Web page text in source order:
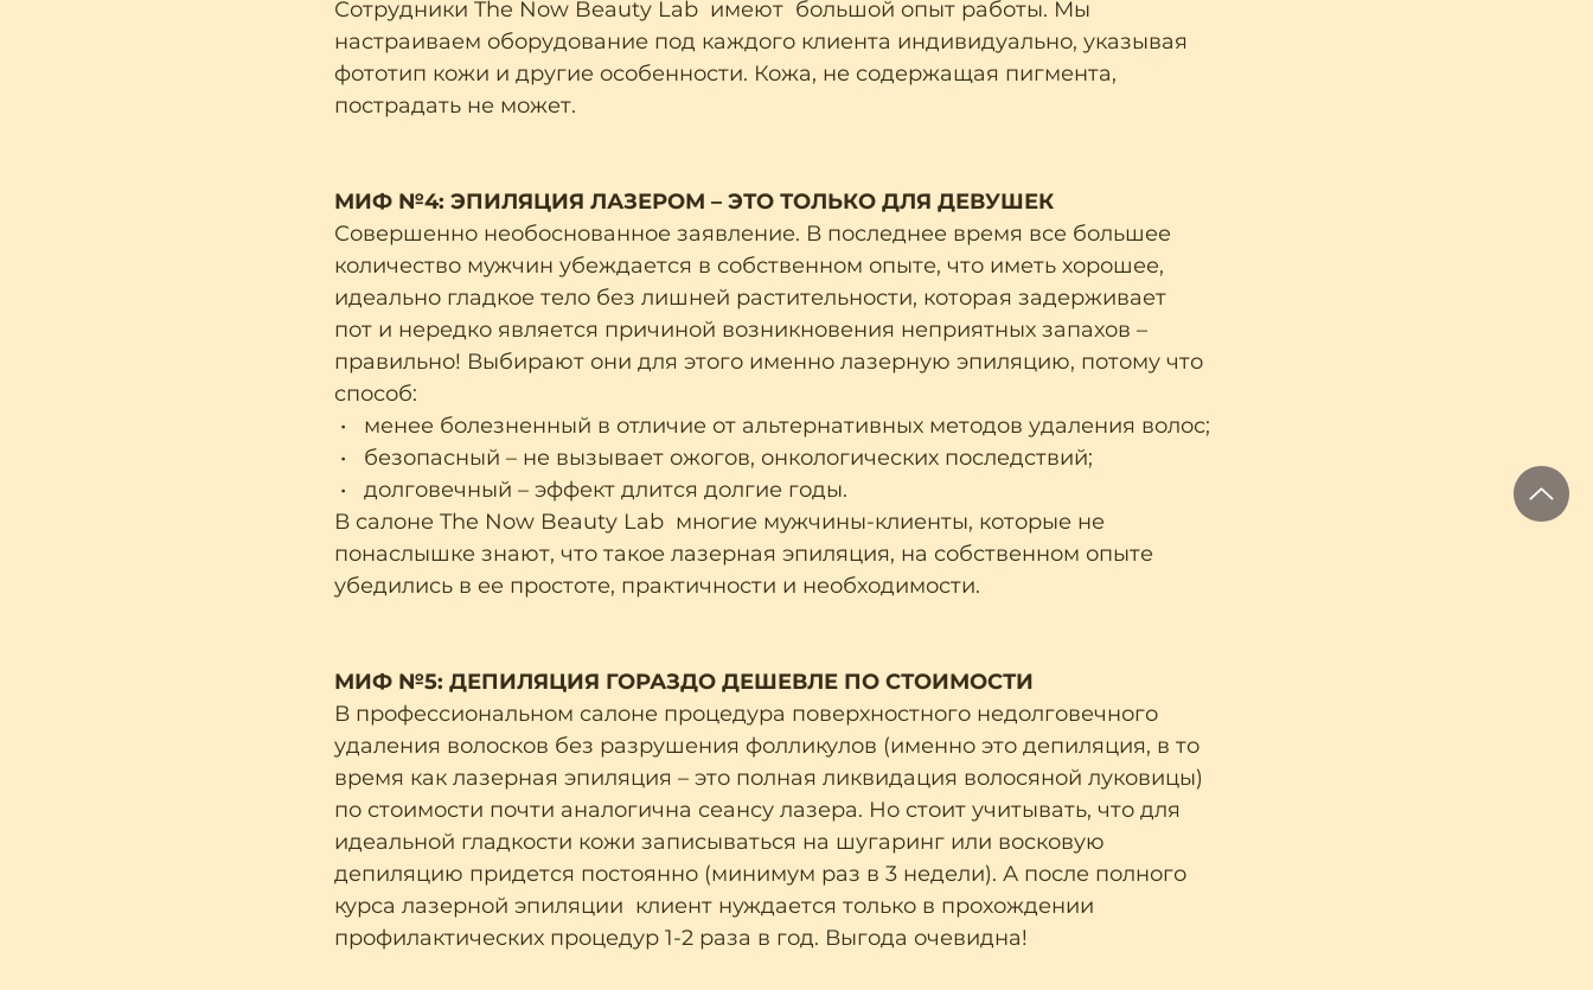
Сотрудники The Now Beauty Lab  имеют  большой опыт работы. Мы
настраиваем оборудование под каждого клиента индивидуально, указывая
фототип кожи и другие особенности. Кожа, не содержащая пигмента,
пострадать не может.
МИФ №4: ЭПИЛЯЦИЯ ЛАЗЕРОМ – ЭТО ТОЛЬКО ДЛЯ ДЕВУШЕК
Совершенно необоснованное заявление. В последнее время все большее
количество мужчин убеждается в собственном опыте, что иметь хорошее,
идеально гладкое тело без лишней растительности, которая задерживает
пот и нередко является причиной возникновения неприятных запахов –
правильно! Выбирают они для этого именно лазерную эпиляцию, потому что
способ:
•   менее болезненный в отличие от альтернативных методов удаления волос;
•   безопасный – не вызывает ожогов, онкологических последствий;
•   долговечный – эффект длится долгие годы.
В салоне The Now Beauty Lab  многие мужчины-клиенты, которые не
понаслышке знают, что такое лазерная эпиляция, на собственном опыте
убедились в ее простоте, практичности и необходимости.
МИФ №5: ДЕПИЛЯЦИЯ ГОРАЗДО ДЕШЕВЛЕ ПО СТОИМОСТИ
В профессиональном салоне процедура поверхностного недолговечного
удаления волосков без разрушения фолликулов (именно это депиляция, в то
время как лазерная эпиляция – это полная ликвидация волосяной луковицы)
по стоимости почти аналогична сеансу лазера. Но стоит учитывать, что для
идеальной гладкости кожи записываться на шугаринг или восковую
депиляцию придется постоянно (минимум раз в 3 недели). А после полного
курса лазерной эпиляции  клиент нуждается только в прохождении
профилактических процедур 1-2 раза в год. Выгода очевидна!